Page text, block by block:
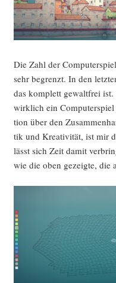
Die Zahl der
sehr begrenzt. In den
das kom­plett gewalt­frei ist.
wirk­lich ein
ti­on über den
tik und Krea­ti­vi­tät, ist mir
lässt sich Zeit damit
wie die oben gezeig­te, die